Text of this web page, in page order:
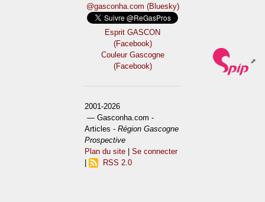
@gasconha.com (Bluesky)
Esprit GASCON
(Facebook)
Couleur Gascogne
(Facebook)
2001-2026
— Gasconha.com -
Articles -Région Gascogne
Prospective
Plan du site |Se connecter
RSS 2.0